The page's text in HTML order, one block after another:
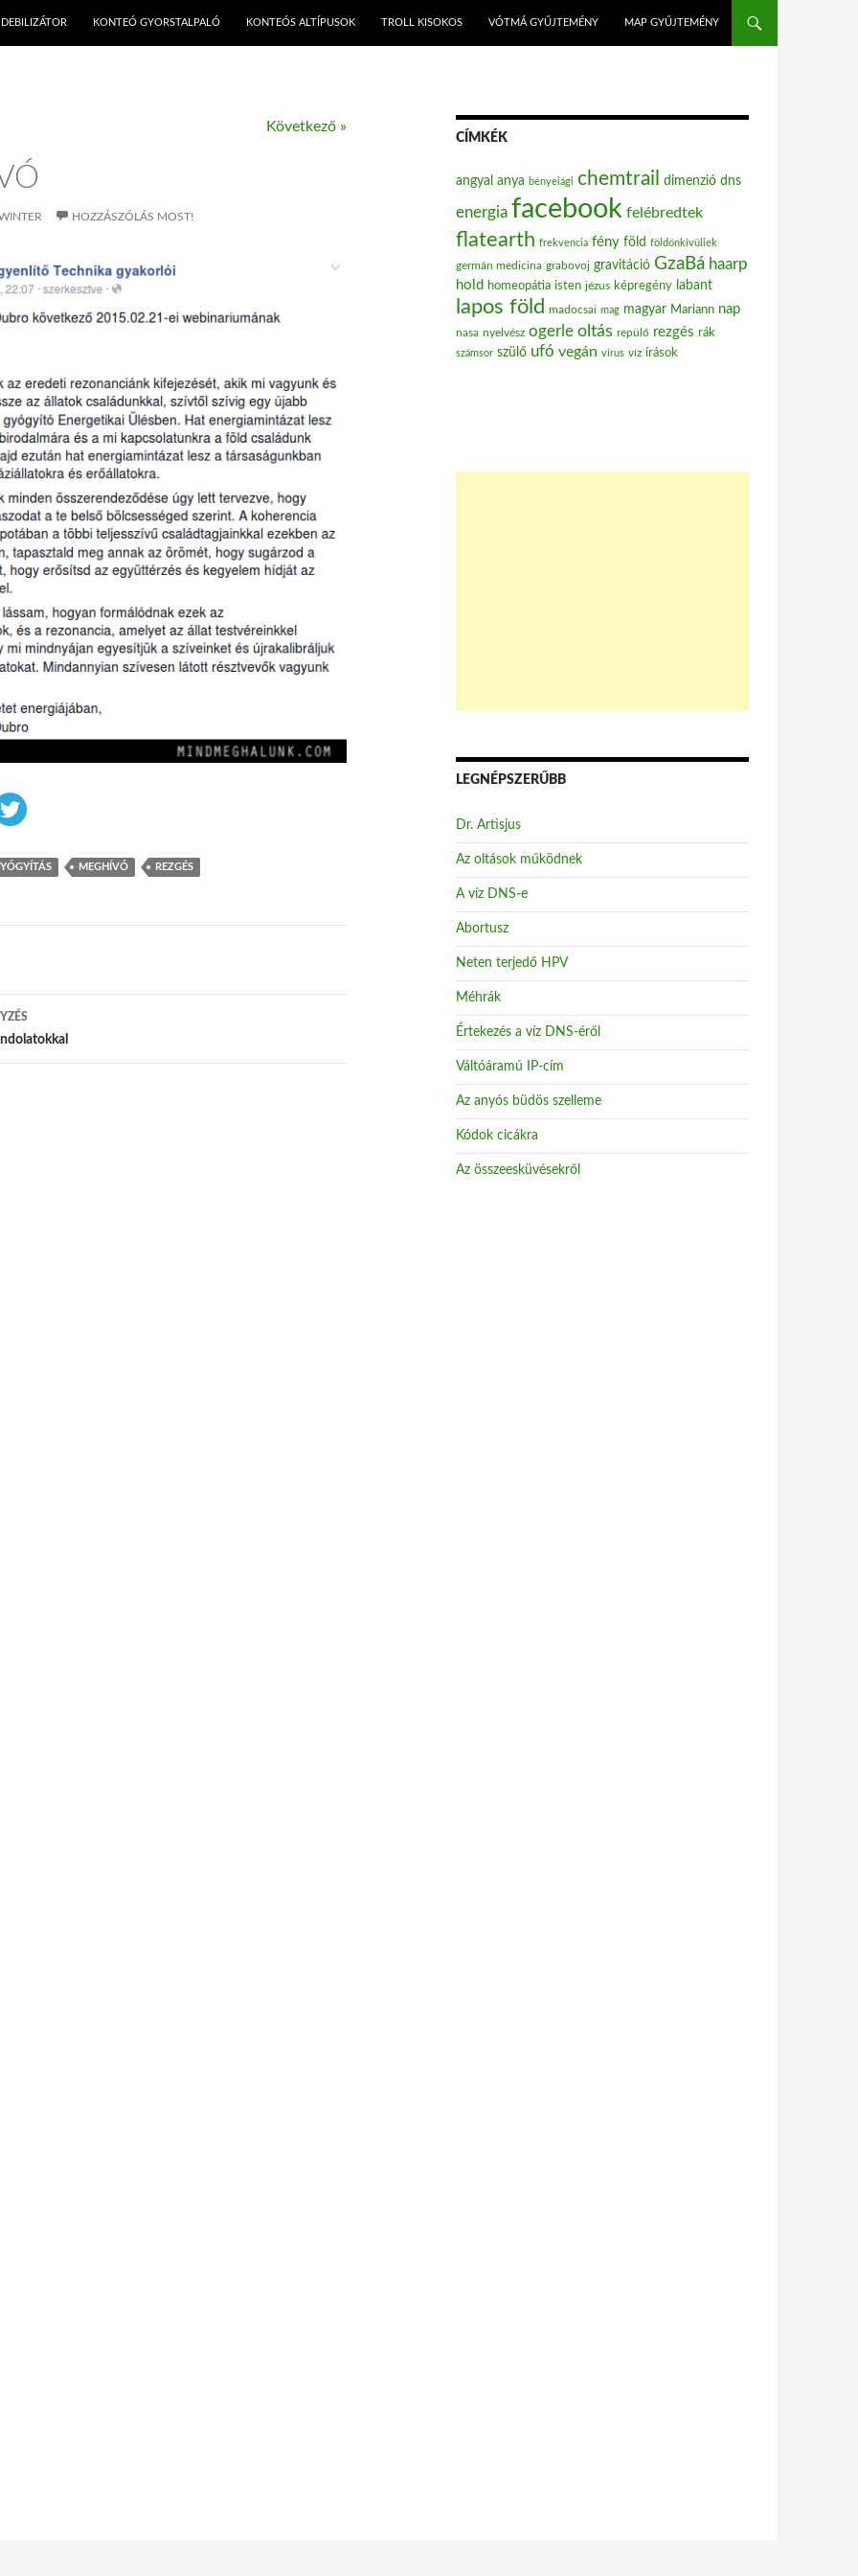
DEBILIZÁTOR
KONTEÓ GYORSTALPALÓ KONTEÓS ALTÍPUSOK TROLL KISOKOS VÓTMÁ GYŰJTEMÉNY MAP GYŰJTEMÉNY
Következő »
HOZZÁSZÓLÁS MOST!
MEGHÍVÓ REZGÉS
CÍMKÉK
angyal anya bényeiági chemtrail dimenzió dns
energia facebook felébredtek
flatearth frekvencia fény föld földönkívüliek
germán medicina grabovoj gravitáció GzaBá haarp
hold homeopátia isten jézus képregény labant
lapos föld madocsai mag magyar Mariann nap
nasa nyelvész ogerle oltás repülő rezgés rák
számsor szülő ufó vegán vírus víz írások
LEGNÉPSZERŰBB
Dr. Artisjus
Az oltások működnek
A víz DNS-e
Abortusz
Neten terjedő HPV
Méhrák
Értekezés a víz DNS-éről
Váltóáramú IP-cím
Az anyós büdös szelleme
Kódok cicákra
Az összeesküvésekről